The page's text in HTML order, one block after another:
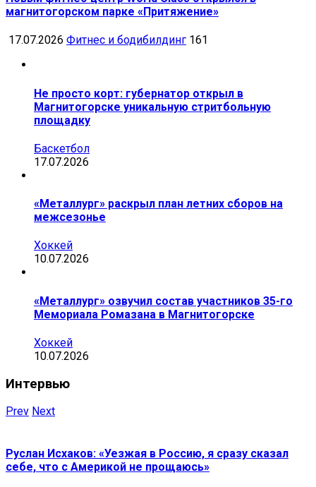
магнитогорском парке «Притяжение»
17.07.2026 Фитнес и бодибилдинг 161
Не просто корт: губернатор открыл в
Магнитогорске уникальную стритбольную
площадку
Баскетбол
17.07.2026
«Металлург» раскрыл план летних сборов на
межсезонье
Хоккей
10.07.2026
«Металлург» озвучил состав участников 35-го
Мемориала Ромазана в Магнитогорске
Хоккей
10.07.2026
Интервью
Prev Next
Руслан Исхаков: «Уезжая в Россию, я сразу сказал
себе, что с Америкой не прощаюсь»